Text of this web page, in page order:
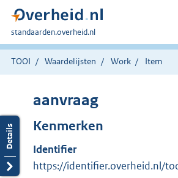
U
bent
hier:
standaarden.overheid.nl
TOOI Waardelijsten Work Item
aanvraag
Kenmerken
Identifier
https://identifier.overheid.nl/